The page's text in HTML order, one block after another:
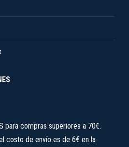
para compras superiores a 70€.
costo de envío es de 6€ en la